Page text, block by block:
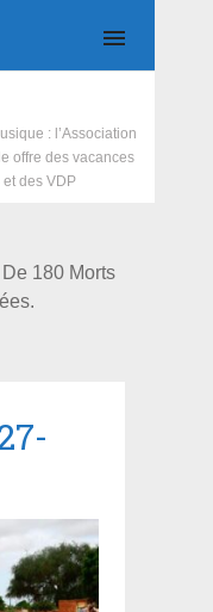
rénove les
180 Morts